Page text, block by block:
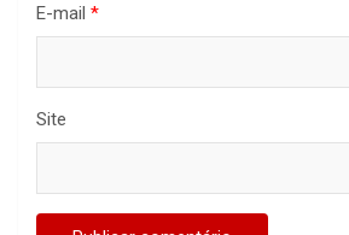
E-mail *
Site